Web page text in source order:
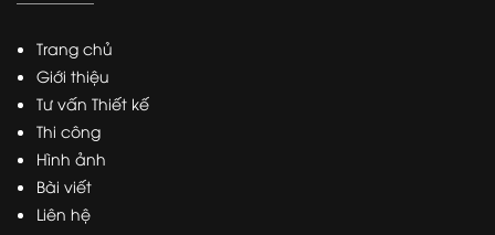
Trang chủ
Giới thiệu
Tư vấn Thiết kế
Thi công
Hình ảnh
Bài viết
Liên hệ